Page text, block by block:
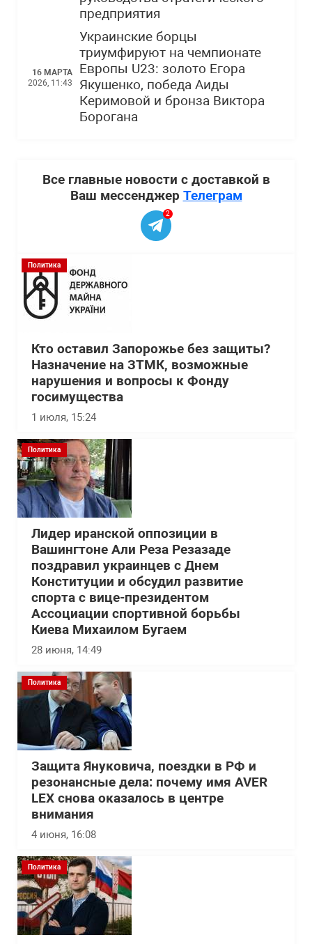
предприятия
16 МАРТА
2026, 11:43
Украинские борцы
триумфируют на чемпионате
Европы U23: золото Егора
Якушенко, победа Аиды
Керимовой и бронза Виктора
Борогана
Все главные новости с доставкой в
Ваш мессенджер Телеграм
2
Политика
Кто оставил Запорожье без защиты?
Назначение на ЗТМК, возможные
нарушения и вопросы к Фонду
госимущества
1 июля, 15:24
Политика
Лидер иранской оппозиции в
Вашингтоне Али Реза Резазаде
поздравил украинцев с Днем
Конституции и обсудил развитие
спорта с вице-президентом
Ассоциации спортивной борьбы
Киева Михаилом Бугаем
28 июня, 14:49
Политика
Защита Януковича, поездки в РФ и
резонансные дела: почему имя AVER
LEX снова оказалось в центре
внимания
4 июня, 16:08
Политика